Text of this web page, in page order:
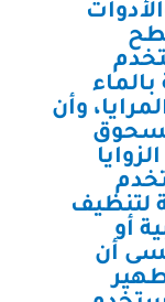
وأن
لتنظيف
أو
أن